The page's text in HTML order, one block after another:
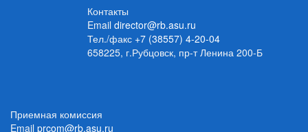
Контакты
Email director@rb.asu.ru
Тел./факс +7 (38557) 4-20-04
658225, г.Рубцовск, пр-т Ленина 200-Б
Приемная комиссия
Email prcom@rb.asu.ru